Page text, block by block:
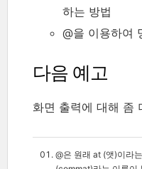
하는 방법
@을 이용하여
다음 예고
화면 출력에 대해 좀
@은 원래 at (앳)이라